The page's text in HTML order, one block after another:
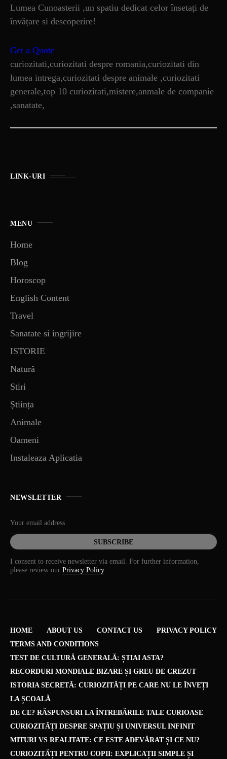
Lumea Cunoasterii ,un spatiu dedicat celor însetați de
învățare si descoperire!
Get a Quote
curiozitati,curiozitati despre romania,curiozitati din
lumea intrega,curiozitati despre animale ,curiozitati
generale,top 10 curiozitati,mistere,anmale de companie
,sanatate,
LINK-URI
MENU
Home
Blog
Horoscop
English Content
Travel
Sanatate si ingrijire
ISTORIE
Natură
Stiri
Știința
Animale
Oameni
Instaleaza Aplicatia
NEWSLETTER
I consent to receive newsletter via email. For further information,
please review our Privacy Policy
HOME ABOUT US CONTACT US
PRIVACY POLICY
TERMS AND CONDITIONS
TEST DE CULTURĂ GENERALĂ: ȘTIAI ASTA?
RECORDURI MONDIALE BIZARE ȘI GREU DE CREZUT
ISTORIA SECRETĂ: CURIOZITĂȚI PE CARE NU LE ÎNVEȚI
LA ȘCOALĂ
DE CE? RĂSPUNSURI LA ÎNTREBĂRILE TALE CURIOASE
CURIOZITĂȚI DESPRE SPAȚIU ȘI UNIVERSUL INFINIT
MITURI VS REALITATE: CE ESTE ADEVĂRAT ȘI CE NU?
CURIOZITĂȚI PENTRU COPII: EXPLICAȚII SIMPLE ȘI